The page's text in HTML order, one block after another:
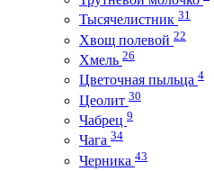
Тысячелистник 31
Хвощ полевой 22
Хмель 26
Цветочная пыльца 4
Цеолит 30
Чабрец 9
Чага 34
Черника 43